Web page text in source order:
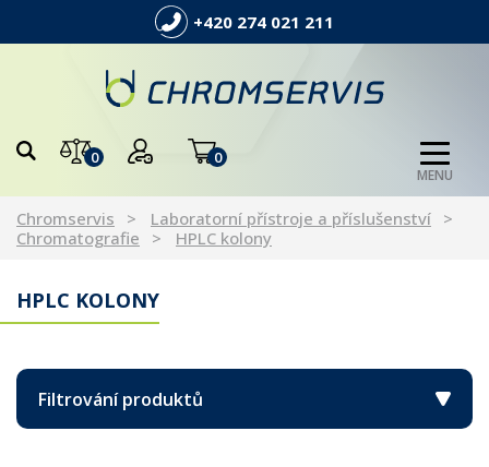
+420 274 021 211
0 0
MENU
Chromservis
Laboratorní přístroje a příslušenství
Chromatografie
HPLC kolony
HPLC KOLONY
Filtrování produktů